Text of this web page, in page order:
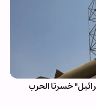
خسرتا الحرب